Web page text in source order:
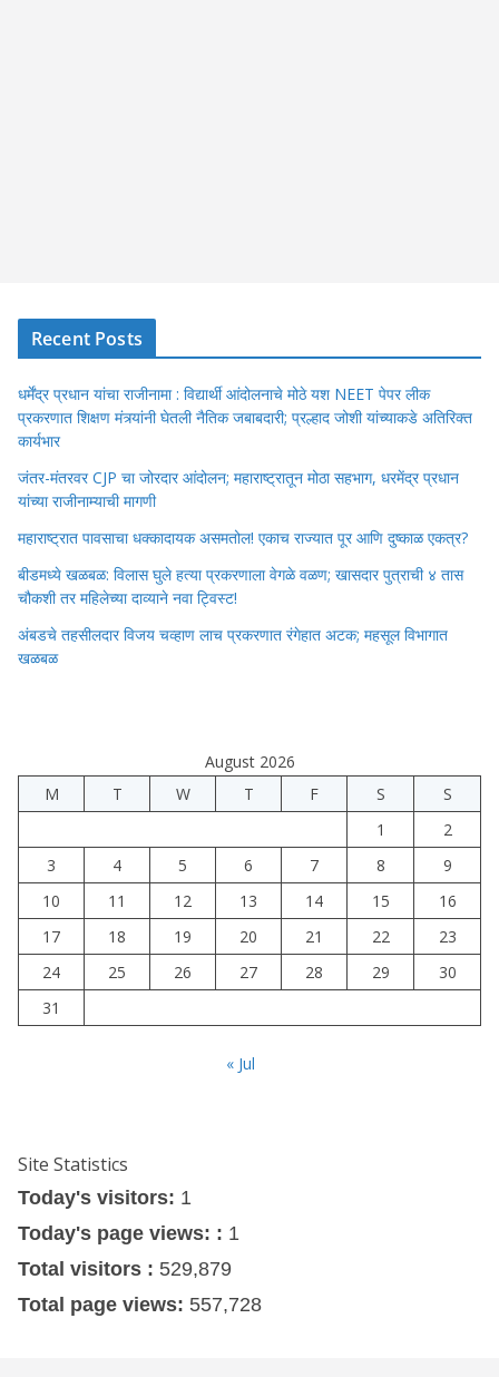
Recent Posts
धर्मेंद्र प्रधान यांचा राजीनामा : विद्यार्थी आंदोलनाचे मोठे यश NEET पेपर लीक
प्रकरणात शिक्षण मंत्र्यांनी घेतली नैतिक जबाबदारी; प्रल्हाद जोशी यांच्याकडे अतिरिक्त
कार्यभार
जंतर-मंतरवर CJP चा जोरदार आंदोलन; महाराष्ट्रातून मोठा सहभाग, धरमेंद्र प्रधान
यांच्या राजीनाम्याची मागणी
महाराष्ट्रात पावसाचा धक्कादायक असमतोल! एकाच राज्यात पूर आणि दुष्काळ एकत्र?
बीडमध्ये खळबळ: विलास घुले हत्या प्रकरणाला वेगळे वळण; खासदार पुत्राची ४ तास
चौकशी तर महिलेच्या दाव्याने नवा ट्विस्ट!
अंबडचे तहसीलदार विजय चव्हाण लाच प्रकरणात रंगेहात अटक; महसूल विभागात
खळबळ
August 2026
M
T W T F S
S
1
2
3
4 5 6 7 8
9
10
11 12 13 14 15
16
17
18 19 20 21 22
23
24
25 26 27 28 29
30
31
« Jul
Site Statistics
Today's visitors: 1
Today's page views: : 1
Total visitors : 529,879
Total page views: 557,728